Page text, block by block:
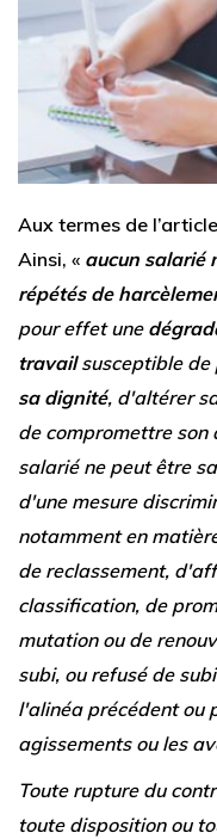
Aux termes de
Ainsi, « aucun salarié
répétés de
pour effet une
travailsusceptible de
sa dignité, d'altérer
de compromettre son
salarié ne peut être
d'une mesure
notamment en
de reclassement,
classification, de
mutation ou de
subi, ou refusé de
l'alinéa précédent ou
agissements ou les
Toute rupture du
toute disposition ou